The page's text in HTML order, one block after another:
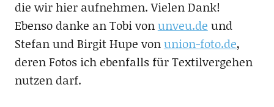
die wir hier aufnehmen. Vielen Dank!
Ebenso danke an Tobi vonunveu.de und
Stefan und Birgit Hupe vonunion-foto.de,
deren Fotos ich ebenfalls für Textilvergehen
nutzen darf.